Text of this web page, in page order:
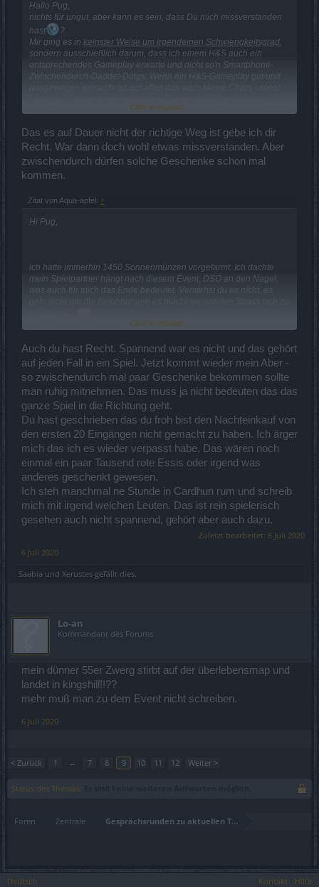
Hallo Pug,
nichts für ungut, aber kann es sein, dass Du mich missverstanden
hast
?
Mir ging es in keinster Weise um irgendeinen Schwierigkeitsgrad,
sondern ausschießlich darum, dass ich einem H&S auch ein
entsprechendes Gameplay erwarte und nicht so'n Smartphone-
Und... natürlich verzichte ich nicht auf den Kram, weil er praktisch
erwarteten Art und Weise hat das nichts zu tun. Und das habe ich
hier gesagt!
Und nur als Ergänzung: Ich beginne ohnehin schon, zunehmend
beim letzten Dragan...). Mal sehen, wie es sich weiterentwickelt.
abgreifen konnte, jedenfalls nicht der richtige Weg.
Click to expand...
Das es auf Dauer nicht der richtige Weg ist gebe ich dir
Recht. War dann doch wohl etwas missverstanden. Aber
zwischendurch dürfen solche Geschenke schon mal
kommen.
Zitat von Aqua-apfel: ↑
Hi Pug,
ich hatte immerhin 1450 Sonnenmünzen vorgefarmt. Ich dachte
mein Spielpartner hängt nach diesem Event, DSO an den Nagel,
was auch für mich das Ende bedeutet. Verstehst du es nicht, es
Ich hoffe mit dieser neuen Stadt, kommt endlich eine
steckt und der Spass
beim Zocken nicht abhanden kommt so schnell. Es muss etwas
Spannung darin stecken, ob man es überhaupt packt oder wie es
weiter geht. Einfach nur dumm rumstehen geht so gar nicht, weder
in der Arena noch am Angelfass. Von diesem Kistenkeller ganz zu
schweigen und auf die Fießlinge warten, war auch nicht toll.
Vielleicht mal wieder so was unberechenbares wie die Giftwichtel,
anfangs in den Tiefen des Todes oder ein bissl jump and run,
kleine Rätsel oder ähnliches, das verstehe ich unter minis etwas
was, nicht sofort zu lösen ist.
Click to expand...
Auch du hast Recht. Spannend war es nicht und das gehört
auf jeden Fall in ein Spiel. Jetzt kommt wieder mein Aber -
so zwischendurch mal paar Geschenke bekommen sollte
man ruhig mitnehmen. Das muss ja nicht bedeuten das das
ganze Spiel in die Richtung geht.
Du hast geschrieben das du froh bist den Nachteinkauf von
den ersten 20 Eingängen nicht gemacht zu haben. Ich ärger
mich das ich es wieder verpasst habe. Das wären noch
einmal ein paar Tausend rote Essis oder irgend was
anderes geschenkt gewesen.
Ich steh manchmal ne Stunde in Cardhun rum und schreib
mich mit irgend welchen Leuten. Das ist rein spielerisch
gesehen auch nicht spannend, gehört aber auch dazu.
Zuletzt bearbeitet: 6 Juli 2020
6 Juli 2020
Saabia und Xerustes gefällt dies.
Lo-an
Kommandant des Forums
mein dünner 55er Zwerg stirbt auf der überlebensmap und
landet in kingshill!!??
mehr muß man zu dem Event nicht schreiben.
6 Juli 2020
< Zurück 1 ← 7 8 9 10 11 12 Weiter >
Status des Themas:
Foren Zentrale Gesprächsrunden zu aktuellen Themen
Deutsch Kontakt Hilfe